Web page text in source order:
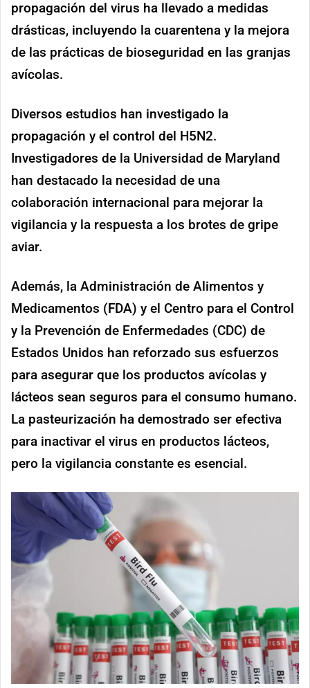
propagación del virus ha llevado a medidas
drásticas, incluyendo la cuarentena y la mejora
de las prácticas de bioseguridad en las granjas
avícolas.
Diversos estudios han investigado la
propagación y el control del H5N2.
Investigadores de la Universidad de Maryland
han destacado la necesidad de una
colaboración internacional para mejorar la
vigilancia y la respuesta a los brotes de gripe
aviar.
Además, la Administración de Alimentos y
Medicamentos (FDA) y el Centro para el Control
y la Prevención de Enfermedades (CDC) de
Estados Unidos han reforzado sus esfuerzos
para asegurar que los productos avícolas y
lácteos sean seguros para el consumo humano.
La pasteurización ha demostrado ser efectiva
para inactivar el virus en productos lácteos,
pero la vigilancia constante es esencial​.